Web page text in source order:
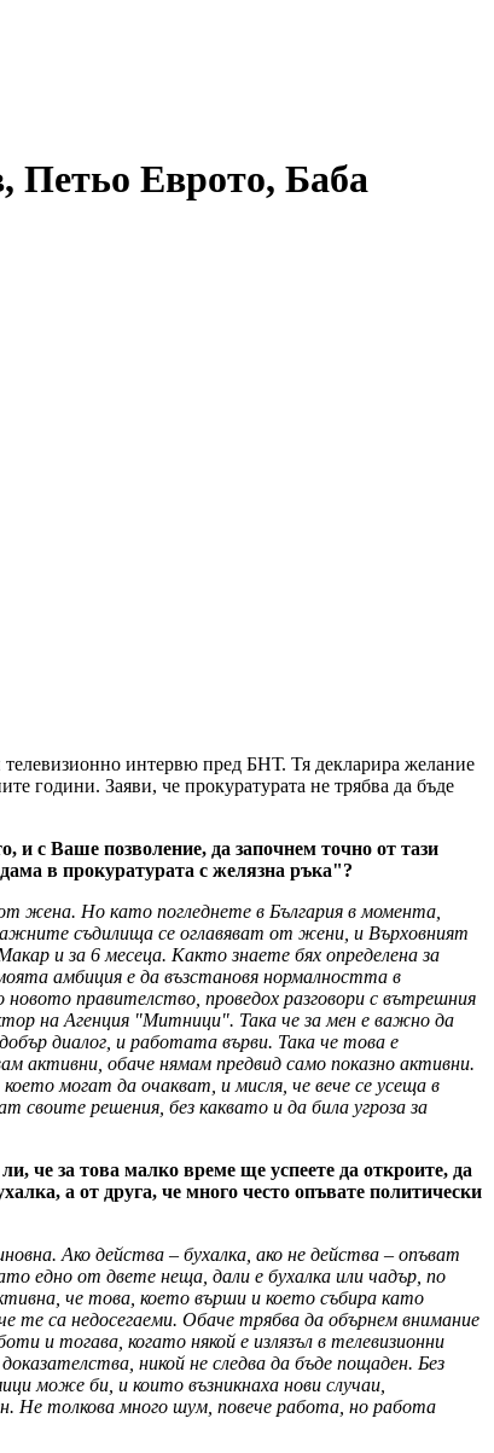
Петьо Еврото, Баба
интервю пред БНТ. Тя декларира желание
години. Заяви, че прокуратурата не трябва да бъде
с Ваше позволение, да започнем точно от тази
в прокуратурата с желязна ръка"?
жена. Но като погледнете в България в момента,
съдилища се оглавяват от жени, и Върховният
и за 6 месеца. Както знаете бях определена за
амбиция е да възстановя нормалността в
правителство, проведох разговори с вътрешния
на Агенция "Митници". Така че за мен е важно да
диалог, и работата върви. Така че това е
активни, обаче нямам предвид само показно активни.
могат да очакват, и мисля, че вече се усеща в
своите решения, без каквато и да била угроза за
че за това малко време ще успеете да откроите, да
а от друга, че много често опъвате политически
Ако действа – бухалка, ако не действа – опъват
едно от двете неща, дали е бухалка или чадър, по
че това, което върши и което събира като
те са недосегаеми. Обаче трябва да обърнем внимание
и тогава, когато някой е излязъл в телевизионни
никой не следва да бъде пощаден. Без
може би, и които възникнаха нови случаи,
Не толкова много шум, повече работа, но работа